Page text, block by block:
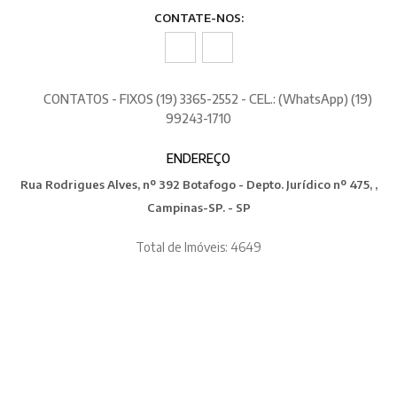
CONTATE-NOS:
CONTATOS - FIXOS (19) 3365-2552 - CEL.: (WhatsApp) (19)
99243-1710
ENDEREÇO
Rua Rodrigues Alves, nº 392 Botafogo - Depto. Jurídico nº 475, ,
Campinas-SP. - SP
Total de Imóveis: 4649